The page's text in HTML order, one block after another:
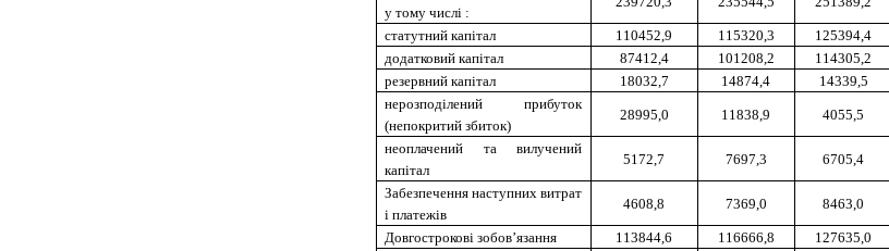
у тому числі :
статутний капітал 110452,9 115320,3 125394,4
додатковий капітал
87412,4 101208,2 114305,2
резервний капітал
18032,7 14874,4 14339,5
нерозподілений прибуток
(непокритий збиток)
28995,0 11838,9 4055,5
неоплачений та вилучений
капітал
5172,7 7697,3 6705,4
Забезпечення наступних витрат
і платежів
4608,8 7369,0 8463,0
Довгострокові зобов’язання 113844,6 116666,8 127635,0